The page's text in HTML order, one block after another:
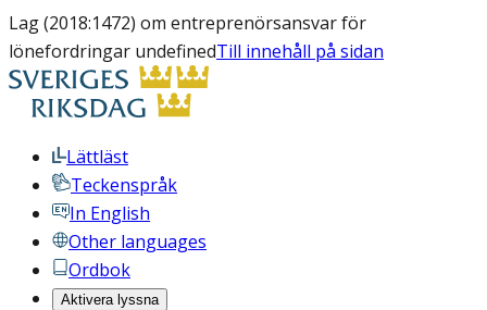
Lag (2018:1472) om entreprenörsansvar för
lönefordringar undefinedTill innehåll på sidan
Lättläst
Teckenspråk
In English
Other languages
Ordbok
Aktivera lyssna